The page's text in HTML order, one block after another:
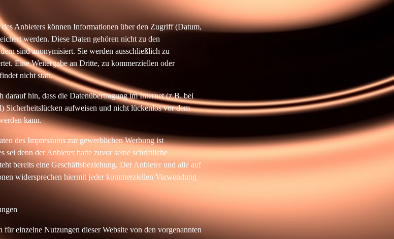
Anbieters können Informationen über den Zugriff (Datum,
werden. Diese Daten gehören nicht zu den
sind anonymisiert. Sie werden ausschließlich zu
Eine Weitergabe an Dritte, zu kommerziellen oder
nicht statt.
darauf hin, dass die Datenübertragung im Internet (z.B. bei
Sicherheitslücken aufweisen und nicht lückenlos vor dem
kann.
des Impressums zur gewerblichen Werbung ist
sei denn der Anbieter hatte zuvor seine schriftliche
bereits eine Geschäftsbeziehung. Der Anbieter und alle auf
widersprechen hiermit jeder kommerziellen Verwendung
für einzelne Nutzungen dieser Website von den vorgenannten